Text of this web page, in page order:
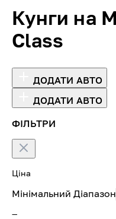
Кунги на
Class
ДОДАТИ АВТО
ДОДАТИ АВТО
ФІЛЬТРИ
Ціна
Мінімальний Діапазон
—